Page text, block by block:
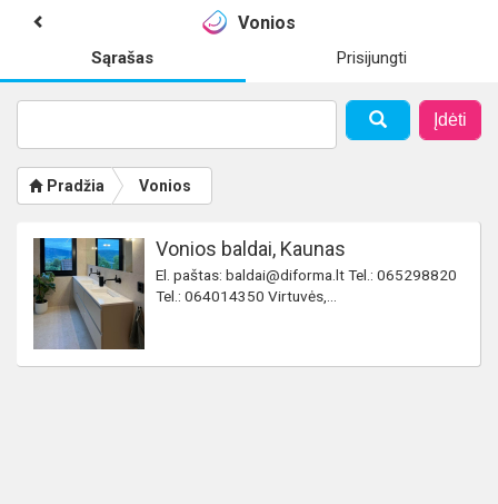
Vonios
Sąrašas Prisijungti
Įdėti
Pradžia Vonios
Vonios baldai, Kaunas
El. paštas: baldai@diforma.lt Tel.: 065298820
Tel.: 064014350 Virtuvės,...